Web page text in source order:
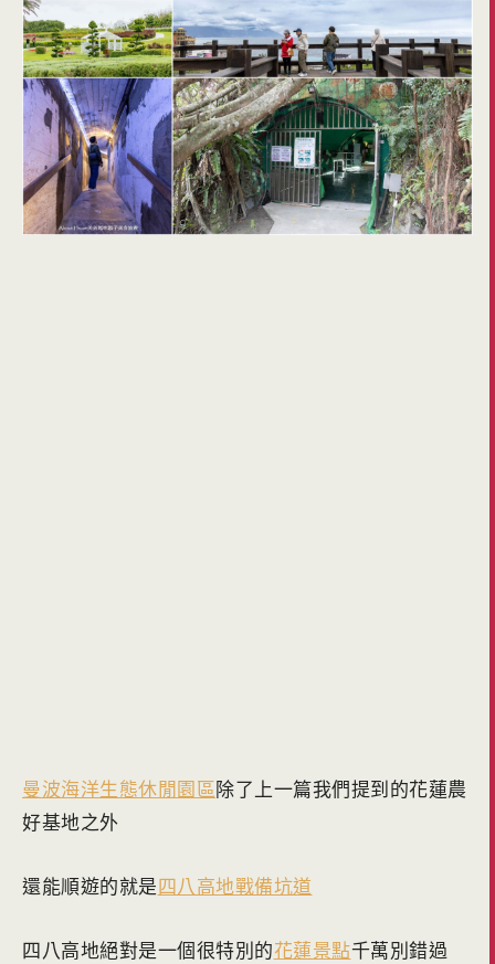
曼波海洋生態休閒園區除了上一篇我們提到的花蓮農
好基地之外
還能順遊的就是四八高地戰備坑道
四八高地絕對是一個很特別的花蓮景點千萬別錯過